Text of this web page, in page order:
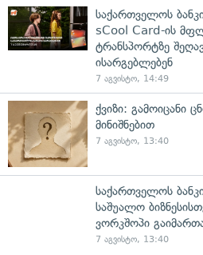
საქართველოს
sCool Card-ის
ტრანსპორტზე
ისარგებლებენ
7 აგვისტო, 14:49
ქვიზი: გამოიცანი
მინიშნებით
7 აგვისტო, 13:40
საქართველოს
საშუალო
ვორკშოპი
7 აგვისტო, 13:40